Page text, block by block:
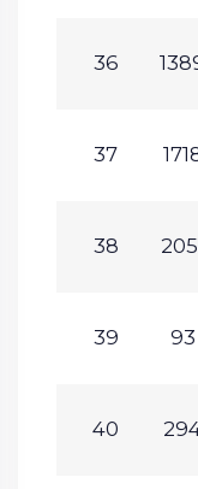
36
37
38
39 93
40